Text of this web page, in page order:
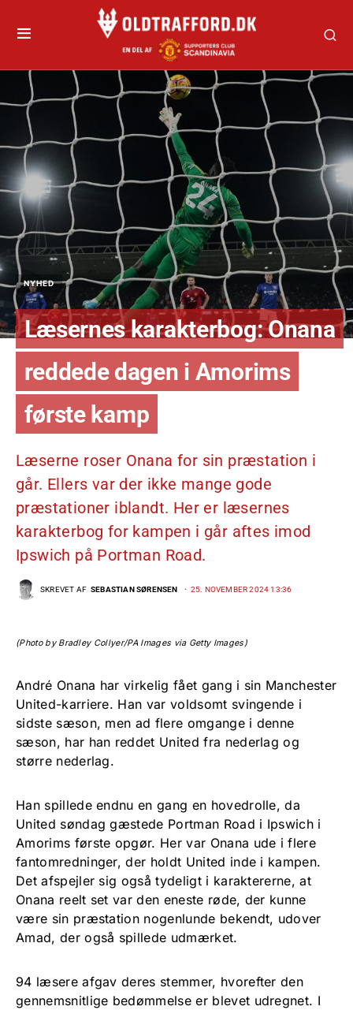
NYHED
Læsernes karakterbog: Onana
reddede dagen i Amorims
første kamp
Læserne roser Onana for sin præstation i
går. Ellers var der ikke mange gode
præstationer iblandt. Her er læsernes
karakterbog for kampen i går aftes imod
Ipswich på Portman Road.
SKREVET AF SEBASTIAN SØRENSEN 25. NOVEMBER 2024 13:36
(Photo by Bradley Collyer/PA Images via Getty Images)
André Onana har virkelig fået gang i sin Manchester
United-karriere. Han var voldsomt svingende i
sidste sæson, men ad flere omgange i denne
sæson, har han reddet United fra nederlag og
større nederlag.
Han spillede endnu en gang en hovedrolle, da
United søndag gæstede Portman Road i Ipswich i
Amorims første opgør. Her var Onana ude i flere
fantomredninger, der holdt United inde i kampen.
Det afspejler sig også tydeligt i karaktererne, at
Onana reelt set var den eneste røde, der kunne
være sin præstation nogenlunde bekendt, udover
Amad, der også spillede udmærket.
94 læsere afgav deres stemmer, hvorefter den
gennemsnitlige bedømmelse er blevet udregnet. I